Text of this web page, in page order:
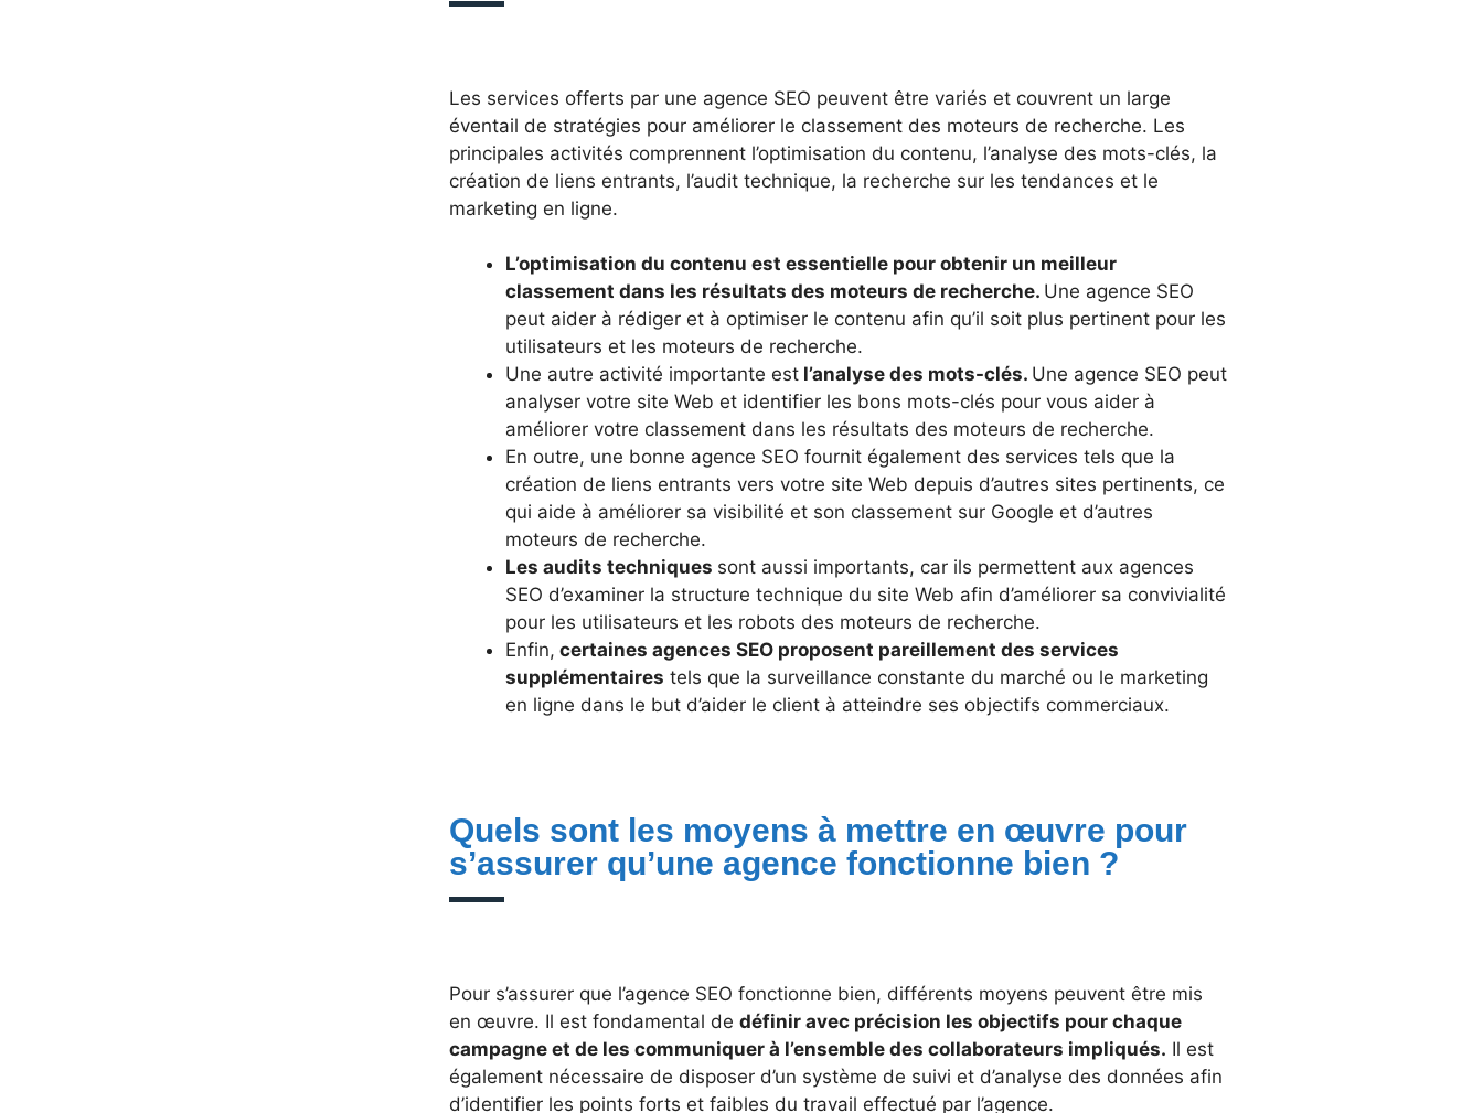
Les services offerts par une agence SEO peuvent être variés et couvrent un large
éventail de stratégies pour améliorer le classement des moteurs de recherche. Les
principales activités comprennent l’optimisation du contenu, l’analyse des mots-clés, la
création de liens entrants, l’audit technique, la recherche sur les tendances et le
marketing en ligne.
L’optimisation du contenu est essentielle pour obtenir un meilleur
classement dans les résultats des moteurs de recherche. Une agence SEO
peut aider à rédiger et à optimiser le contenu afin qu’il soit plus pertinent pour les
utilisateurs et les moteurs de recherche.
Une autre activité importante est l’analyse des mots-clés. Une agence SEO peut
analyser votre site Web et identifier les bons mots-clés pour vous aider à
améliorer votre classement dans les résultats des moteurs de recherche.
En outre, une bonne agence SEO fournit également des services tels que la
création de liens entrants vers votre site Web depuis d’autres sites pertinents, ce
qui aide à améliorer sa visibilité et son classement sur Google et d’autres
moteurs de recherche.
Les audits techniques sont aussi importants, car ils permettent aux agences
SEO d’examiner la structure technique du site Web afin d’améliorer sa convivialité
pour les utilisateurs et les robots des moteurs de recherche.
Enfin, certaines agences SEO proposent pareillement des services
supplémentaires tels que la surveillance constante du marché ou le marketing
en ligne dans le but d’aider le client à atteindre ses objectifs commerciaux.
Quels sont les moyens à mettre en œuvre pour
s’assurer qu’une agence fonctionne bien ?
Pour s’assurer que l’agence SEO fonctionne bien, différents moyens peuvent être mis
en œuvre. Il est fondamental de définir avec précision les objectifs pour chaque
campagne et de les communiquer à l’ensemble des collaborateurs impliqués. Il est
également nécessaire de disposer d’un système de suivi et d’analyse des données afin
d’identifier les points forts et faibles du travail effectué par l’agence.